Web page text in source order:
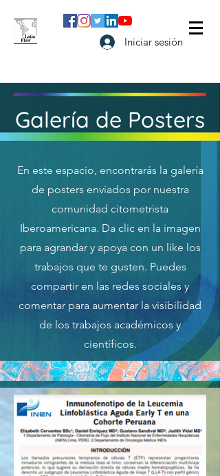
Iniciar sesión
Galería de Posters
En este espacio, encontrarás la galería
de posters enviados por nuestra
comunidad citometrista
Iberoamericana. Da clic en la imagen
para agrandar y apoya con un like los
trabajos que te gusten. Puedes
compartir en las redes sociales y
comentar para aumentar la visibilidad
de los trabajos académicos y
científicos.